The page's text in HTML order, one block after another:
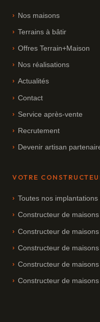
Nos maisons
Terrains à bâtir
Offres Terrain+Maison
Nos réalisations
Actualités
Contact
Service après-vente
Recrutement
Devenir artisan
VOTRE
Toutes nos implantations
Constructeur de
Constructeur de
Constructeur de
Constructeur de
Constructeur de